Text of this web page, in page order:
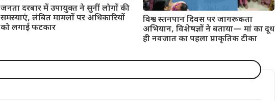
जनता दरबार में उपायुक्त ने सुनीं लोगों की
समस्याएं, लंबित मामलों पर अधिकारियों
को लगाई फटकार
विश्व स्तनपान दिवस पर जागरूकता
अभियान, विशेषज्ञों ने बताया— मां का दूध
ही नवजात का पहला प्राकृतिक टीका